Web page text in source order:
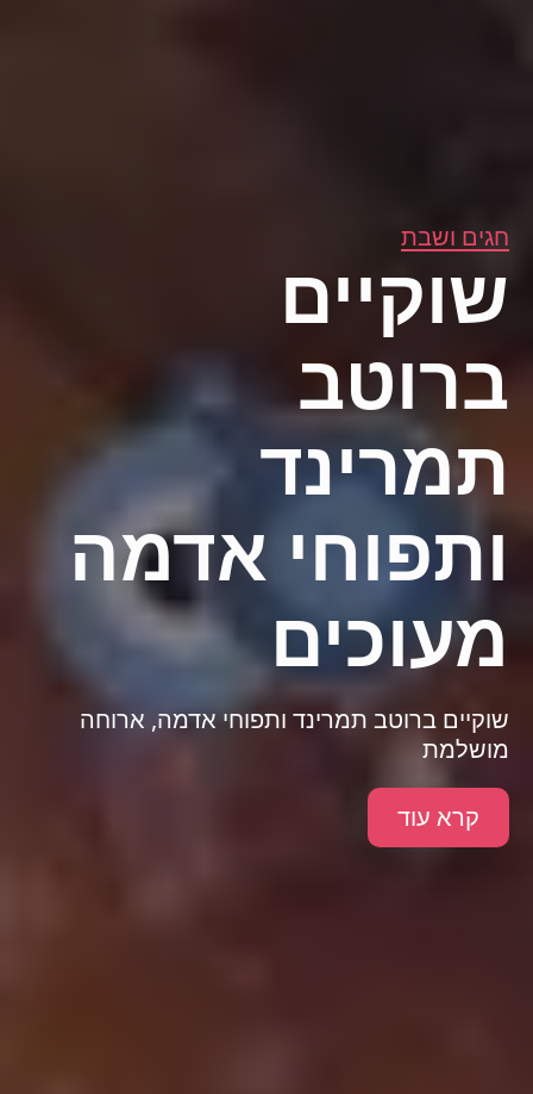
חגים ושבת
שוקיים
ברוטב
תמרינד
ותפוחי אדמה
מעוכים
שוקיים ברוטב תמרינד ותפוחי אדמה, ארוחה
מושלמת
קרא עוד